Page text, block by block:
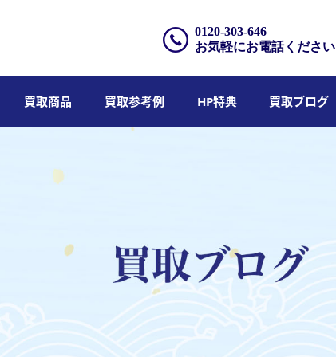
0120-303-646
お気軽にお電話ください
買取商品 買取参考例 HP特典 買取ブログ